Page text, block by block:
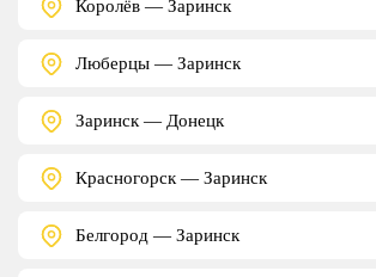
Королёв — Заринск
Люберцы — Заринск
Заринск — Донецк
Красногорск — Заринск
Белгород — Заринск